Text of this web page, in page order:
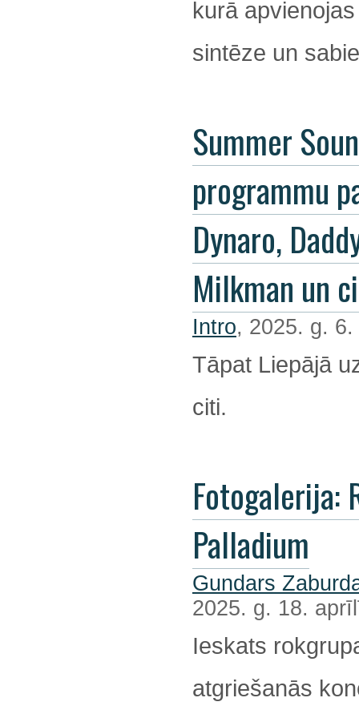
kurā
sintēze un
Summer
programmu
Dynaro,
Milkman un
Intro, 2025. g. 6.
Tāpat Liepājā
citi.
Fotogalerija:
Palladium
Gundars
2025. g. 18.
Ieskats
atgriešanās